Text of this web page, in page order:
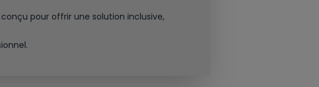
pour offrir une solution inclusive,